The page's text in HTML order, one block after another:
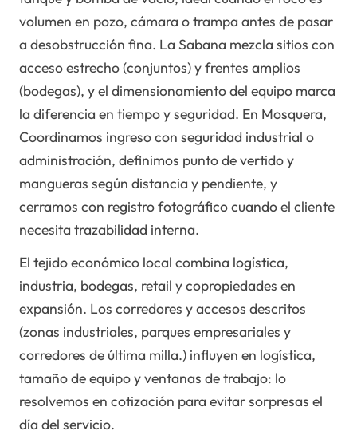
volumen en pozo, cámara o trampa antes de pasar
a desobstrucción fina. La Sabana mezcla sitios con
acceso estrecho (conjuntos) y frentes amplios
(bodegas), y el dimensionamiento del equipo marca
la diferencia en tiempo y seguridad. En Mosquera,
Coordinamos ingreso con seguridad industrial o
administración, definimos punto de vertido y
mangueras según distancia y pendiente, y
cerramos con registro fotográfico cuando el cliente
necesita trazabilidad interna.
El tejido económico local combina logística,
industria, bodegas, retail y copropiedades en
expansión. Los corredores y accesos descritos
(zonas industriales, parques empresariales y
corredores de última milla.) influyen en logística,
tamaño de equipo y ventanas de trabajo: lo
resolvemos en cotización para evitar sorpresas el
día del servicio.